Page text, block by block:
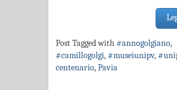
Post Tagged with#annogolgiano,
#camillogolgi,#museiunipv,
centenario,Pavia